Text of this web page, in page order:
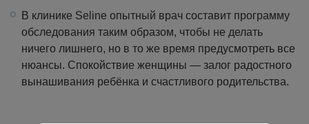
В клинике Seline опытный врач составит программу
обследования таким образом, чтобы не делать
ничего лишнего, но в то же время предусмотреть все
нюансы. Спокойствие женщины — залог радостного
вынашивания ребёнка и счастливого родительства.